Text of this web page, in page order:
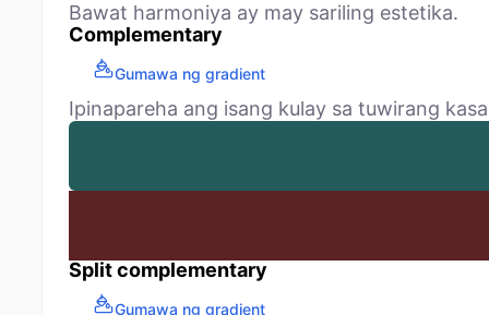
Bawat harmoniya ay may sariling estetika.
Complementary
Gumawa ng gradient
Ipinapareha ang isang kulay sa tuwirang
Split complementary
Gumawa ng gradient